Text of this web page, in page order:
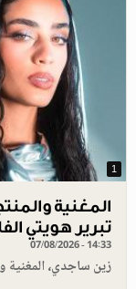
1
المغنية
تبرير هويتي
07/08/2026 - 14:33
زين ساجدي، المغنية